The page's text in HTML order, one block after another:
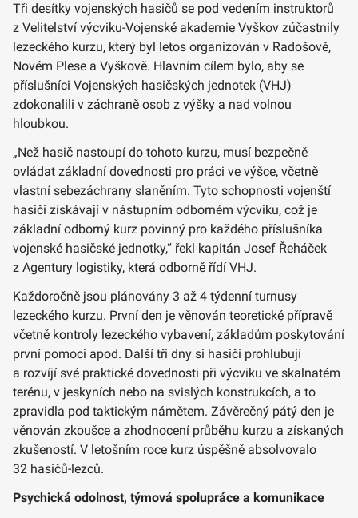
Tři desítky vojenských hasičů se pod vedením instruktorů
z Velitelství výcviku-Vojenské akademie Vyškov zúčastnily
lezeckého kurzu, který byl letos organizován v Radošově,
Novém Plese a Vyškově. Hlavním cílem bylo, aby se
příslušníci Vojenských hasičských jednotek (VHJ)
zdokonalili v záchraně osob z výšky a nad volnou
hloubkou.
„Než hasič nastoupí do tohoto kurzu, musí bezpečně
ovládat základní dovednosti pro práci ve výšce, včetně
vlastní sebezáchrany slaněním. Tyto schopnosti vojenští
hasiči získávají v nástupním odborném výcviku, což je
základní odborný kurz povinný pro každého příslušníka
vojenské hasičské jednotky,“ řekl kapitán Josef Řeháček
z Agentury logistiky, která odborně řídí VHJ.
Každoročně jsou plánovány 3 až 4 týdenní turnusy
lezeckého kurzu. První den je věnován teoretické přípravě
včetně kontroly lezeckého vybavení, základům poskytování
první pomoci apod. Další tři dny si hasiči prohlubují
a rozvíjí své praktické dovednosti při výcviku ve skalnatém
terénu, v jeskyních nebo na svislých konstrukcích, a to
zpravidla pod taktickým námětem. Závěrečný pátý den je
věnován zkoušce a zhodnocení průběhu kurzu a získaných
zkušeností. V letošním roce kurz úspěšně absolvovalo
32 hasičů-lezců.
Psychická odolnost, týmová spolupráce a komunikace